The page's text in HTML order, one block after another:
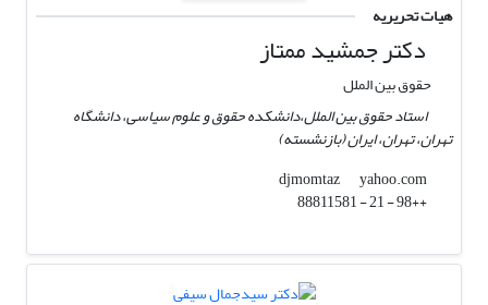
هیات تحریریه
دکتر جمشید ممتاز
حقوق بین الملل
استاد حقوق بین الملل،دانشکده حقوق و علوم سیاسی، دانشگاه
تهران، تهران، ایران (بازنشسته)
djmomtaz
yahoo.com
++98 - 21 - 88811581